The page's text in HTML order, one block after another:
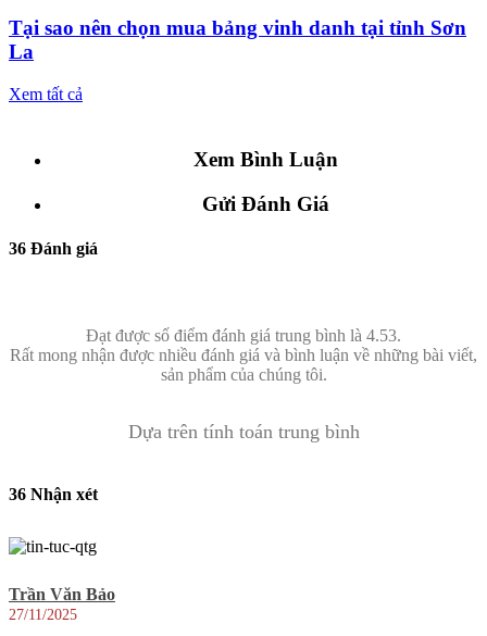
Tại sao nên chọn mua bảng vinh danh tại tỉnh Sơn
La
Xem tất cả
Xem Bình Luận
Gửi Đánh Giá
36 Đánh giá
Đạt được số điểm đánh giá trung bình là 4.53.
Rất mong nhận được nhiều đánh giá và bình luận về những bài viết,
sản phẩm của chúng tôi.
Dựa trên tính toán trung bình
36 Nhận xét
Trần Văn Bảo
27/11/2025